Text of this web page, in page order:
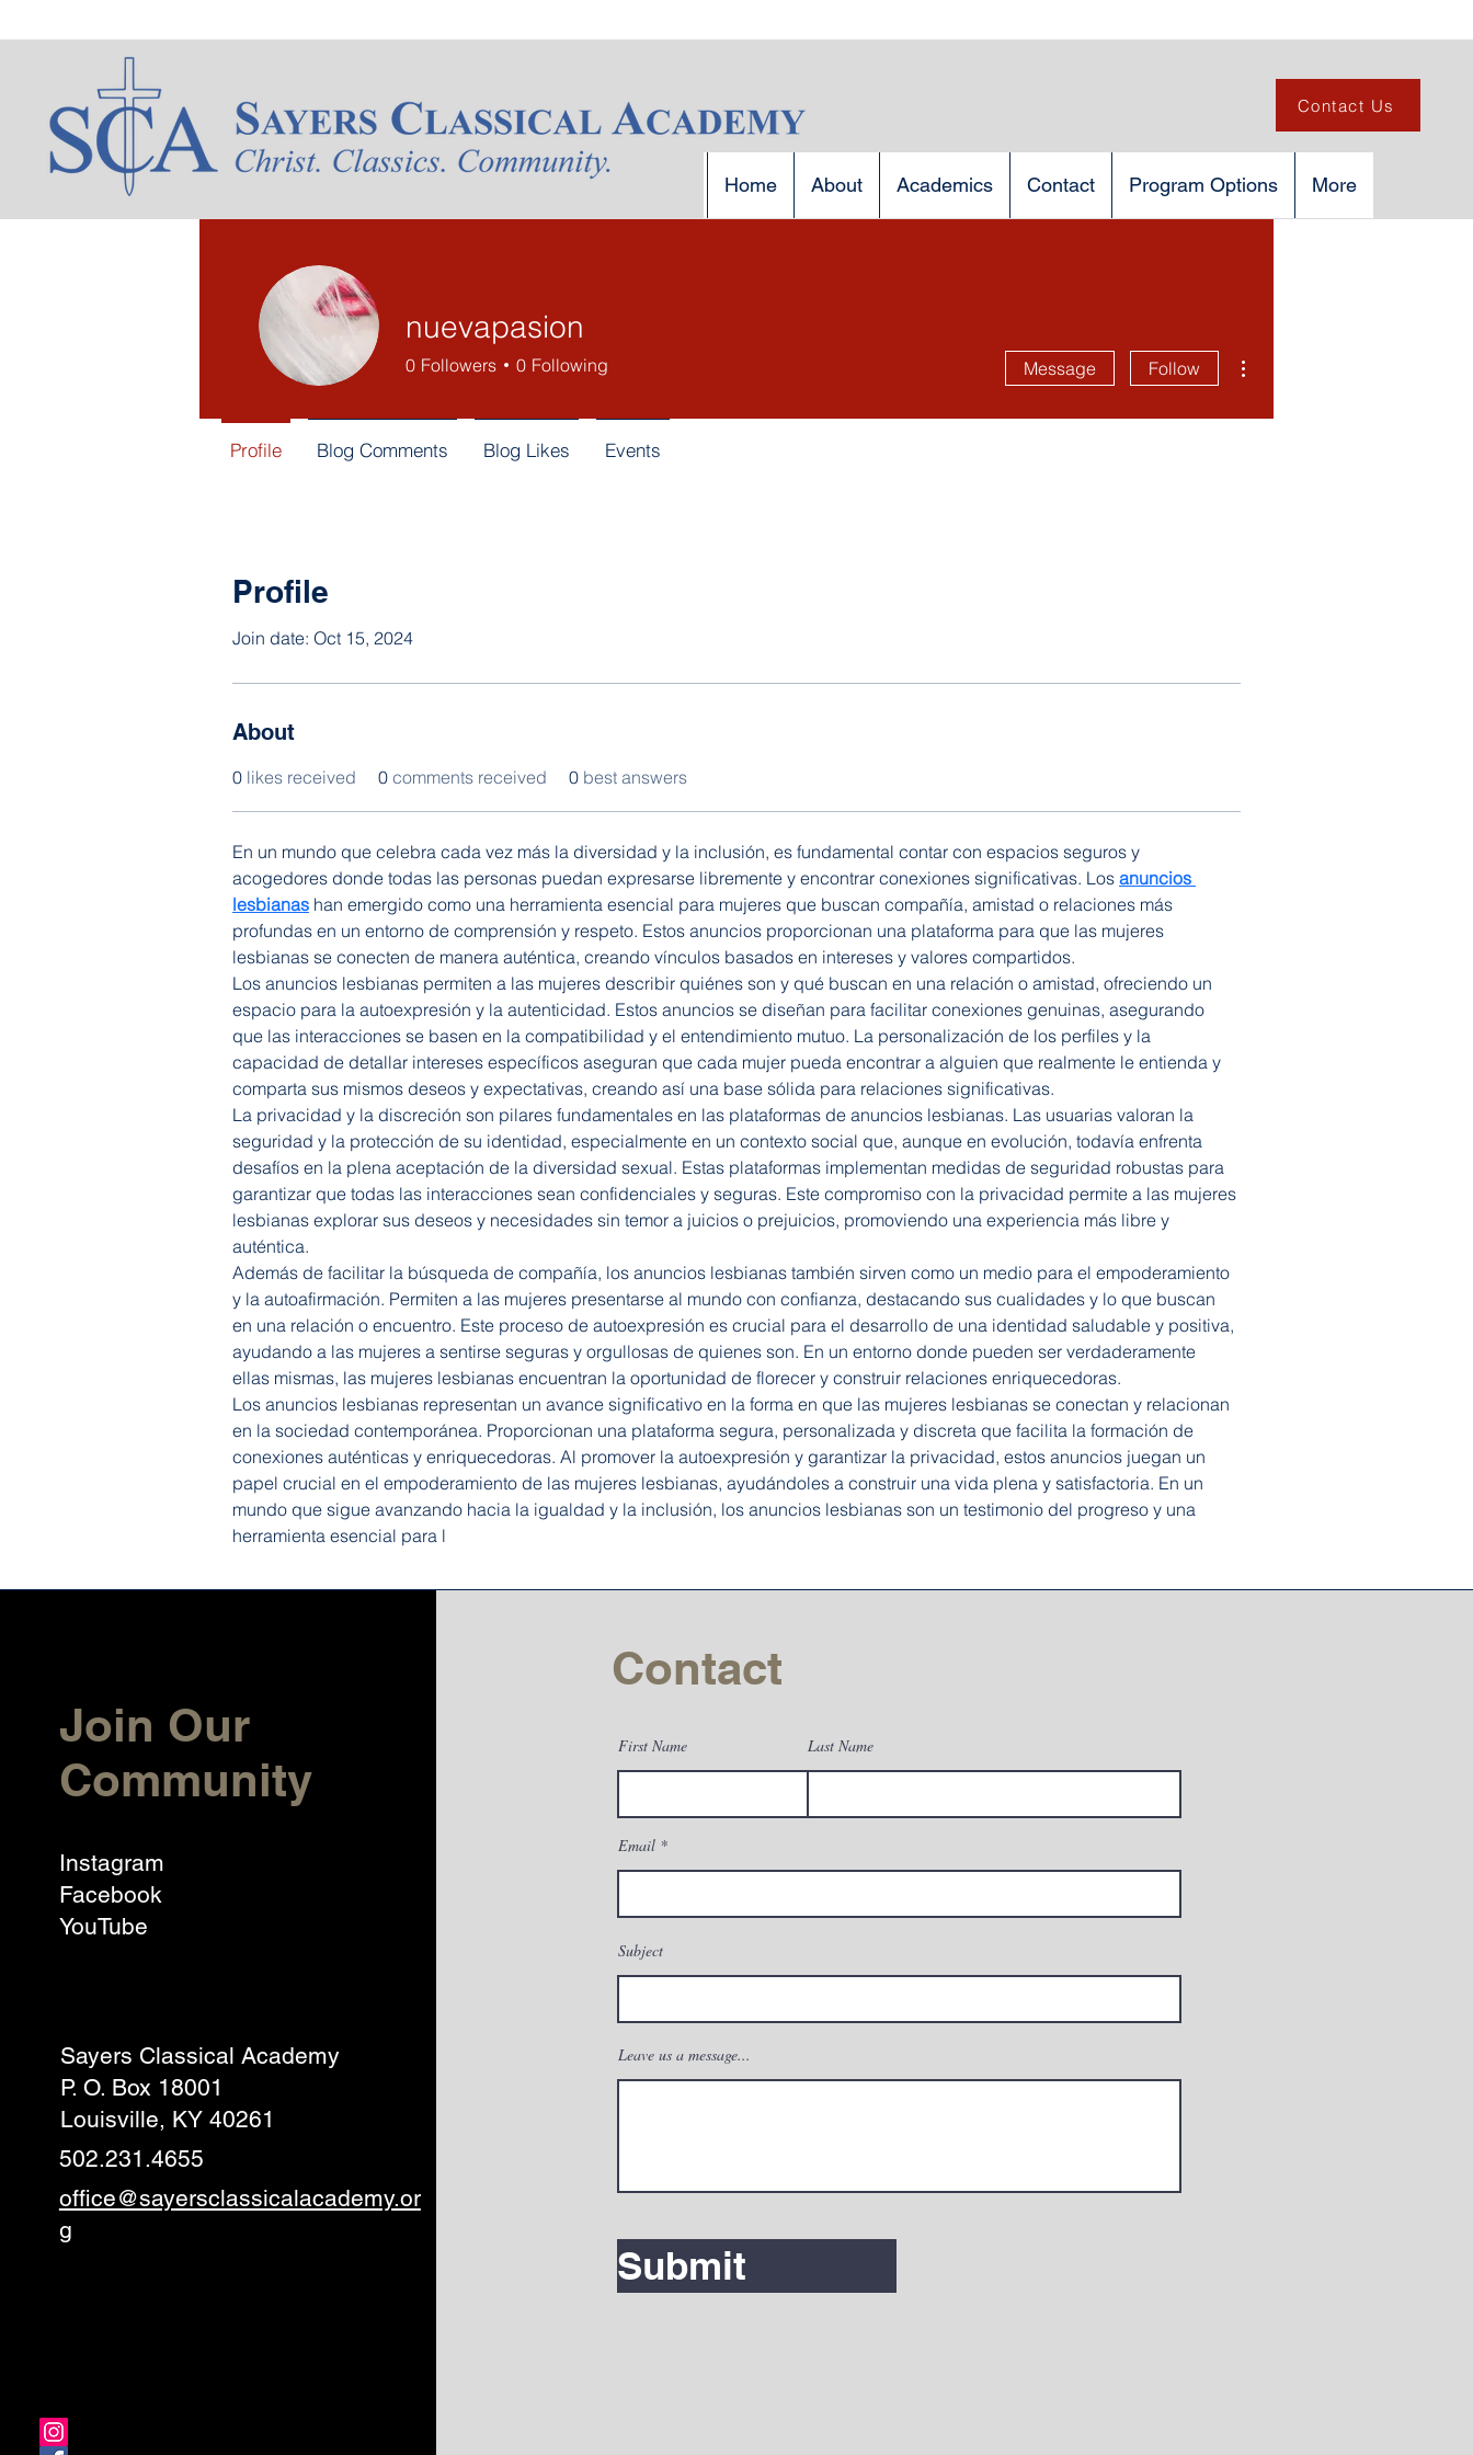
Contact Us
Home About Academics Contact Program Options More
Profile
Join date: Oct 15, 2024
About
0 likes received 0 comments received 0 best answers
En un mundo que celebra cada vez más la diversidad y la inclusión, es fundamental contar con espacios seguros y
acogedores donde todas las personas puedan expresarse libremente y encontrar conexiones significativas. Los anuncios
lesbianas han emergido como una herramienta esencial para mujeres que buscan compañía, amistad o relaciones más
profundas en un entorno de comprensión y respeto. Estos anuncios proporcionan una plataforma para que las mujeres
lesbianas se conecten de manera auténtica, creando vínculos basados en intereses y valores compartidos.
Los anuncios lesbianas permiten a las mujeres describir quiénes son y qué buscan en una relación o amistad, ofreciendo un
espacio para la autoexpresión y la autenticidad. Estos anuncios se diseñan para facilitar conexiones genuinas, asegurando
que las interacciones se basen en la compatibilidad y el entendimiento mutuo. La personalización de los perfiles y la
capacidad de detallar intereses específicos aseguran que cada mujer pueda encontrar a alguien que realmente le entienda y
comparta sus mismos deseos y expectativas, creando así una base sólida para relaciones significativas.
La privacidad y la discreción son pilares fundamentales en las plataformas de anuncios lesbianas. Las usuarias valoran la
seguridad y la protección de su identidad, especialmente en un contexto social que, aunque en evolución, todavía enfrenta
desafíos en la plena aceptación de la diversidad sexual. Estas plataformas implementan medidas de seguridad robustas para
garantizar que todas las interacciones sean confidenciales y seguras. Este compromiso con la privacidad permite a las mujeres
lesbianas explorar sus deseos y necesidades sin temor a juicios o prejuicios, promoviendo una experiencia más libre y
auténtica.
Además de facilitar la búsqueda de compañía, los anuncios lesbianas también sirven como un medio para el empoderamiento
y la autoafirmación. Permiten a las mujeres presentarse al mundo con confianza, destacando sus cualidades y lo que buscan
en una relación o encuentro. Este proceso de autoexpresión es crucial para el desarrollo de una identidad saludable y positiva,
ayudando a las mujeres a sentirse seguras y orgullosas de quienes son. En un entorno donde pueden ser verdaderamente
ellas mismas, las mujeres lesbianas encuentran la oportunidad de florecer y construir relaciones enriquecedoras.
Los anuncios lesbianas representan un avance significativo en la forma en que las mujeres lesbianas se conectan y relacionan
en la sociedad contemporánea. Proporcionan una plataforma segura, personalizada y discreta que facilita la formación de
conexiones auténticas y enriquecedoras. Al promover la autoexpresión y garantizar la privacidad, estos anuncios juegan un
papel crucial en el empoderamiento de las mujeres lesbianas, ayudándoles a construir una vida plena y satisfactoria. En un
mundo que sigue avanzando hacia la igualdad y la inclusión, los anuncios lesbianas son un testimonio del progreso y una
herramienta esencial para l
nuevapasion
0 Followers 0 Following Message Follow
Profile Blog Comments Blog Likes Events
Join Our
Community
Instagram
Facebook
YouTube
Sayers Classical Academy
P. O. Box 18001
Louisville, KY 40261
office@sayersclassicalacademy.or
g
502.231.4655
Contact
First Name Last Name
Email
Subject
Leave us a message...
Submit